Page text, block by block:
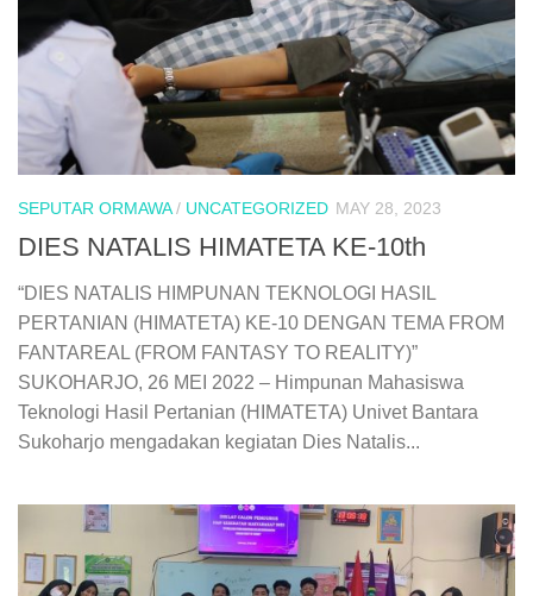
SEPUTAR ORMAWA/ UNCATEGORIZED MAY 28, 2023
DIES NATALIS HIMATETA KE-10th
“DIES NATALIS HIMPUNAN TEKNOLOGI HASIL
PERTANIAN (HIMATETA) KE-10 DENGAN TEMA FROM
FANTAREAL (FROM FANTASY TO REALITY)”
SUKOHARJO, 26 MEI 2022 – Himpunan Mahasiswa
Teknologi Hasil Pertanian (HIMATETA) Univet Bantara
Sukoharjo mengadakan kegiatan Dies Natalis...